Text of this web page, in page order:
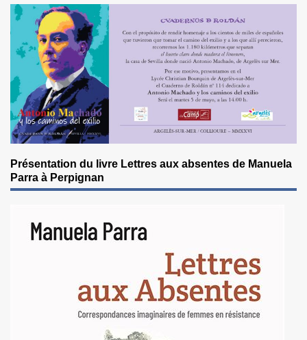
Présentation du livre Lettres aux absentes de Manuela
Parra à Perpignan